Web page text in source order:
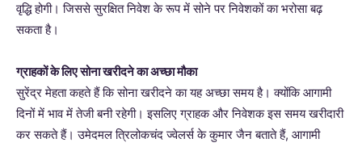
वृद्धि होगी। जिससे सुरक्षित निवेश के रूप में सोने पर निवेशकों का भरोसा बढ़
सकता है।
ग्राहकों के लिए सोना खरीदने का अच्छा मौका
सुरेंद्र मेहता कहते हैं कि सोना खरीदने का यह अच्छा समय है। क्योंकि आगामी
दिनों में भाव में तेजी बनी रहेगी। इसलिए ग्राहक और निवेशक इस समय खरीदारी
कर सकते हैं। उमेदमल त्रिलोकचंद ज्वेलर्स के कुमार जैन बताते हैं, आगामी